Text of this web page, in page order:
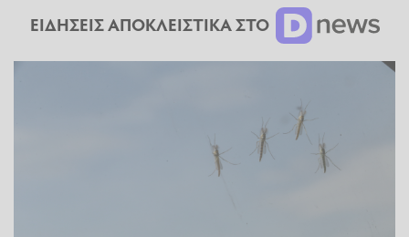
ΕΙΔΗΣΕΙΣ ΑΠΟΚΛΕΙΣΤΙΚΑ ΣΤΟ